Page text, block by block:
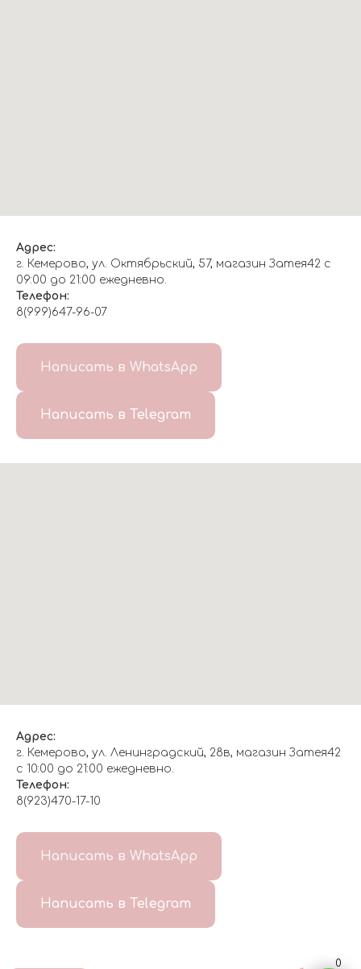
Адрес:
г. Кемерово, ул. Октябрьский, 57, магазин Затея42 с
09:00 до 21:00 ежедневно.
Телефон:
8(999)647-96-07
Написать в WhatsApp
Написать в Telegram
Адрес:
г. Кемерово, ул. Ленинградский, 28в, магазин Затея42
с 10:00 до 21:00 ежедневно.
Телефон:
8(923)470-17-10
Написать в WhatsApp
Написать в Telegram
ДОСТАВКА/
0